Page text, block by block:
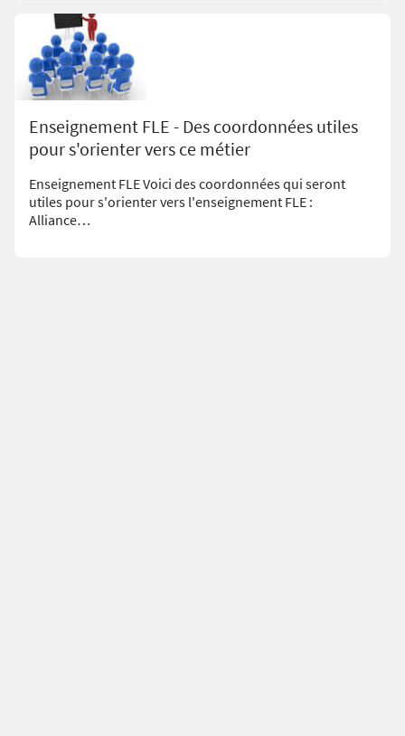
Enseignement FLE - Des coordonnées utiles
pour s'orienter vers ce métier
Enseignement FLE Voici des coordonnées qui seront
utiles pour s'orienter vers l'enseignement FLE :
Alliance…